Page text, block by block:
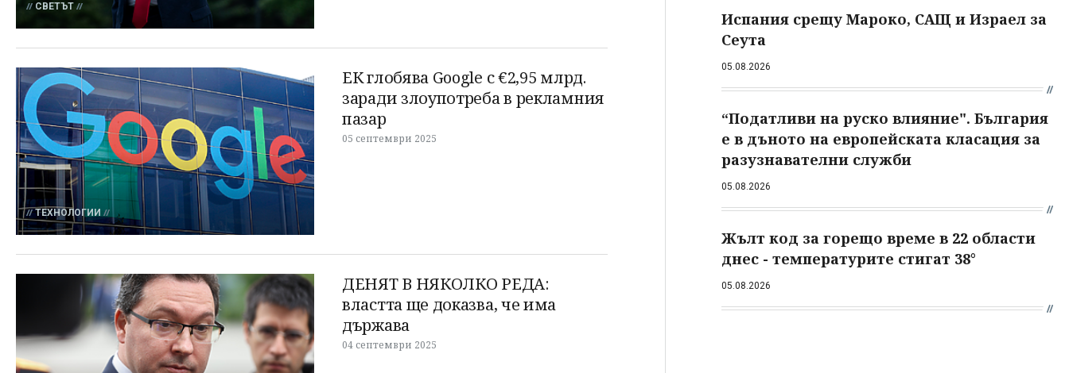
СВЕТЪТ
ТЕХНОЛОГИИ
ЕК глобява Google с €2,95 млрд.
заради злоупотреба в рекламния
пазар
05 септември 2025
ДЕНЯТ В НЯКОЛКО РЕДА:
властта ще доказва, че има
държава
04 септември 2025
Испания срещу Мароко, САЩ и Израел за
Сеута
05.08.2026
“Податливи на руско влияние". България
е в дъното на европейската класация за
разузнавателни служби
05.08.2026
Жълт код за горещо време в 22 области
днес - температурите стигат 38°
05.08.2026